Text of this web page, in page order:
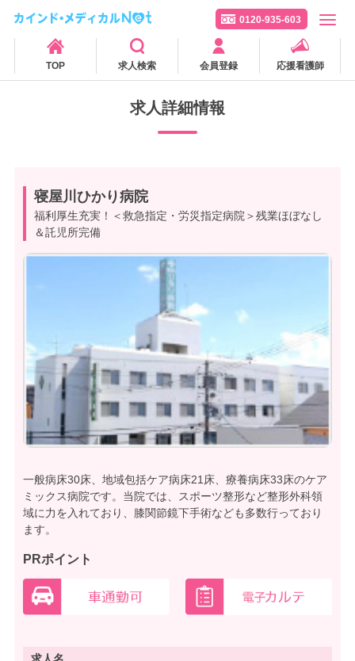
0120-935-603
TOP 求人検索 会員登録 応援看護師
求人詳細情報
寝屋川ひかり病院
福利厚生充実！＜救急指定・労災指定病院＞残業ほぼなし
＆託児所完備
一般病床30床、地域包括ケア病床21床、療養病床33床のケア
ミックス病院です。当院では、スポーツ整形など整形外科領
域に力を入れており、膝関節鏡下手術なども多数行っており
ます。
PRポイント